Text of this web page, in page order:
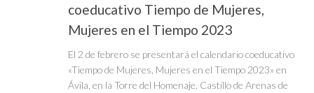
coeducativo Tiempo de Mujeres,
Mujeres en el Tiempo 2023
El 2 de febrero se presentará el calendario coeducativo
«Tiempo de Mujeres, Mujeres en el Tiempo 2023» en
Ávila, en la Torre del Homenaje. Castillo de Arenas de